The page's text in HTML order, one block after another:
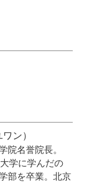
ン）
院名誉院長。
学に学んだの
部を卒業。北京